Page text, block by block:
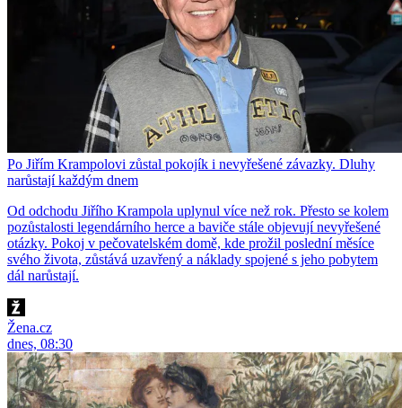
Po Jiřím Krampolovi zůstal pokojík i nevyřešené závazky. Dluhy
narůstají každým dnem
Od odchodu Jiřího Krampola uplynul více než rok. Přesto se kolem
pozůstalosti legendárního herce a baviče stále objevují nevyřešené
otázky. Pokoj v pečovatelském domě, kde prožil poslední měsíce
svého života, zůstává uzavřený a náklady spojené s jeho pobytem
dál narůstají.
Žena.cz
dnes, 08:30